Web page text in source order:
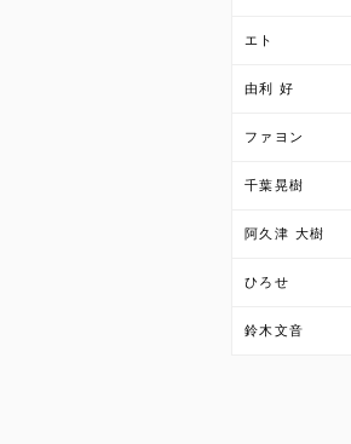
エト
由利 好
ファヨン
千葉晃樹
阿久津 大樹
ひろせ
鈴木文音